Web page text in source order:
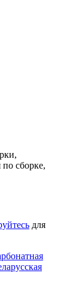
сборке,
для